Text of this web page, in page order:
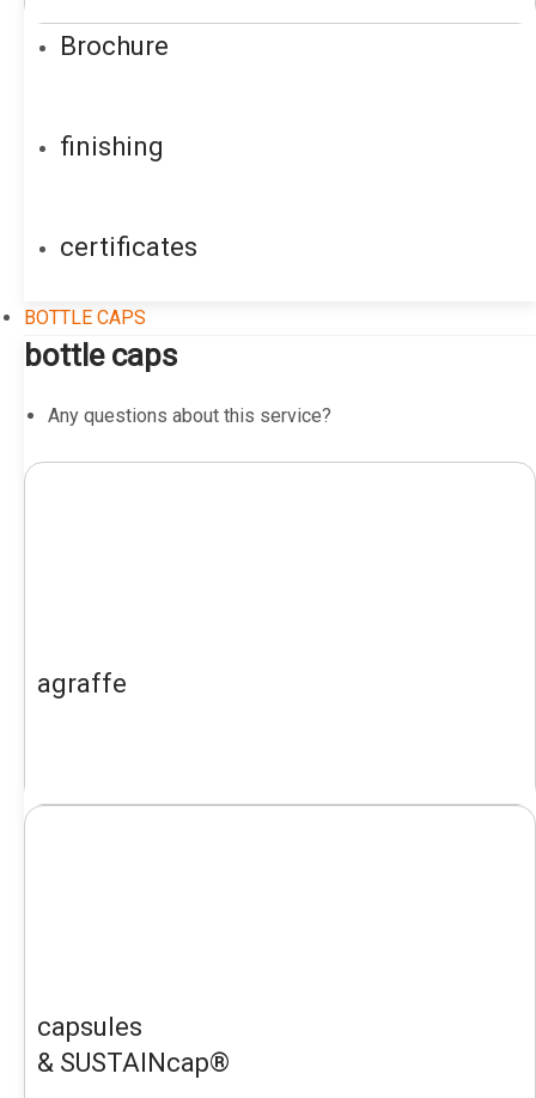
Brochure
finishing
certificates
BOTTLE CAPS
bottle caps
Any questions about this service?
agraffe
capsules
& SUSTAINcap®